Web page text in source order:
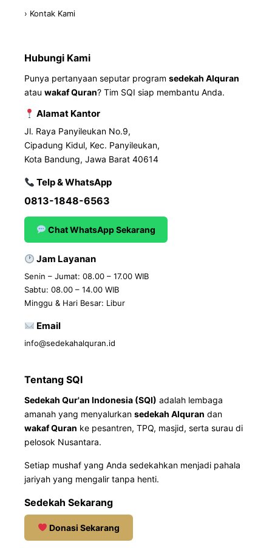
› Kontak Kami
Hubungi Kami
Punya pertanyaan seputar program sedekah Alquran
atau wakaf Quran? Tim SQI siap membantu Anda.
Alamat Kantor
Jl. Raya Panyileukan No.9,
Cipadung Kidul, Kec. Panyileukan,
Kota Bandung, Jawa Barat 40614
Telp & WhatsApp
0813-1848-6563
Chat WhatsApp Sekarang
Jam Layanan
Senin – Jumat: 08.00 – 17.00 WIB
Sabtu: 08.00 – 14.00 WIB
Minggu & Hari Besar: Libur
Email
info@sedekahalquran.id
Tentang SQI
Sedekah Qur'an Indonesia (SQI) adalah lembaga
amanah yang menyalurkan sedekah Alquran dan
wakaf Quran ke pesantren, TPQ, masjid, serta surau di
pelosok Nusantara.
Setiap mushaf yang Anda sedekahkan menjadi pahala
jariyah yang mengalir tanpa henti.
Sedekah Sekarang
Donasi Sekarang